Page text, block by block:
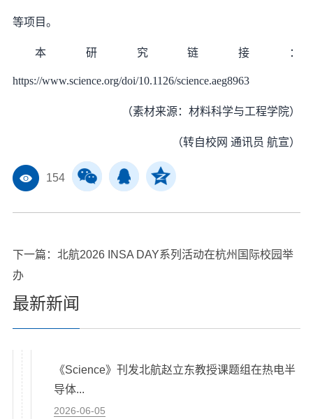
154
等项目。
本研究链接：
https://www.science.org/doi/10.1126/science.aeg8963
（素材来源：材料科学与工程学院）
（转自校网 通讯员 航宣）
下一篇： 北航2026 INSA DAY系列活动在杭州国际校园举
办
最新新闻
《Science》刊发北航赵立东教授课题组在热电半
导体...
2026-06-05